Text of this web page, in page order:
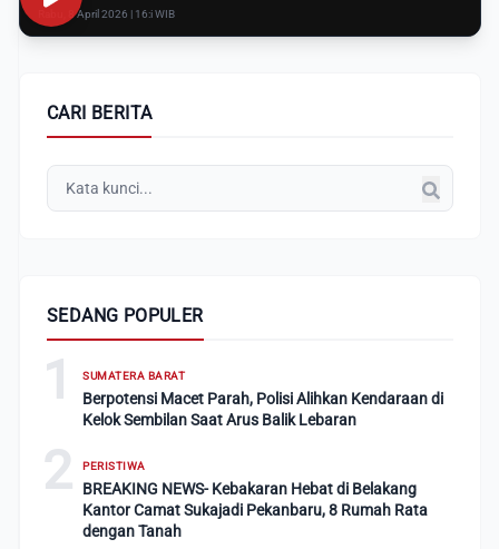
Rabu, 8 April 2026 | 16:i WIB
CARI BERITA
SEDANG POPULER
1 SUMATERA BARAT
Berpotensi Macet Parah, Polisi Alihkan Kendaraan di
Kelok Sembilan Saat Arus Balik Lebaran
2 PERISTIWA
BREAKING NEWS- Kebakaran Hebat di Belakang
Kantor Camat Sukajadi Pekanbaru, 8 Rumah Rata
dengan Tanah